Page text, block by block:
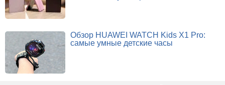
Обзор HUAWEI WATCH Kids X1 Pro:
самые умные детские часы